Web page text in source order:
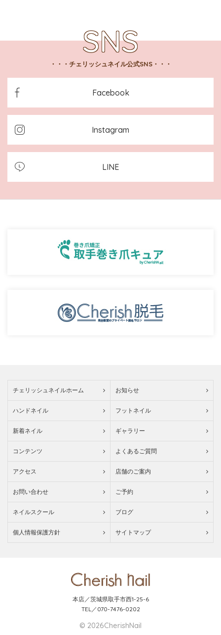
チェリッシュネイル公式SNS
Facebook
Instagram
LINE
チェリッシュネイルホーム お知らせ
ハンドネイル フットネイル
新着ネイル ギャラリー
コンテンツ よくあるご質問
アクセス 店舗のご案内
お問い合わせ ご予約
ネイルスクール ブログ
個人情報保護方針 サイトマップ
本店／茨城県取手市西1-25-6
TEL／070-7476-0202
© 2026CherishNail